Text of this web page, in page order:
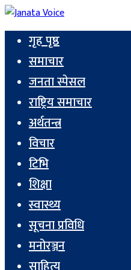
गृह पृष्ठ
समाचार
जनता स्पेसल
राष्ट्रिय समाचार
अर्थतन्त्र
विचार
टिभि
शिक्षा
स्वास्थ्य
सूचना प्रविधि
मनोरञ्जन